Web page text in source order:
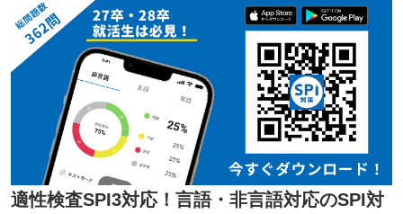
適性検査SPI3対応！言語・非言語対応のSPI対